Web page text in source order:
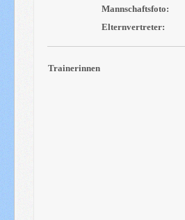
Mannschaftsfoto:
Elternvertreter:
Trainerinnen